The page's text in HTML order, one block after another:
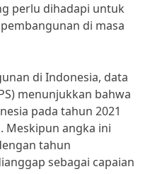
perlu dihadapi untuk
di masa
di Indonesia, data
menunjukkan bahwa
pada tahun 2021
Meskipun angka ini
tahun
sebagai capaian